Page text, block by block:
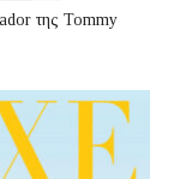
της Tommy